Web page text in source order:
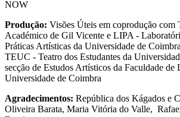
NOW
Produção: Visões Úteis em coprodução
Académico de Gil Vicente e LIPA -
Práticas Artísticas da Universidade de
TEUC - Teatro dos Estudantes da
secção de Estudos Artísticos da Faculdade de
Universidade de Coimbra
Agradecimentos: República dos Kágados e
Oliveira Barata, Maria Vitória do Valle,